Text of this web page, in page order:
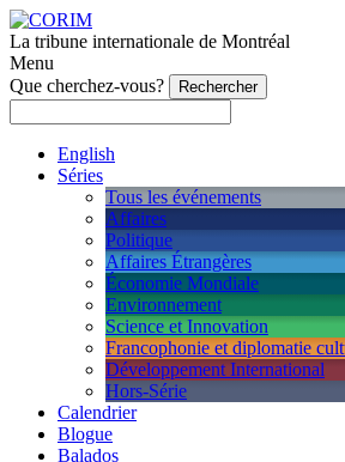
La tribune internationale de Montréal
Menu
Que cherchez-vous?
English
Séries
Tous les événements
Affaires
Politique
Affaires Étrangères
Économie Mondiale
Environnement
Science et Innovation
Francophonie et diplomatie
Développement International
Hors-Série
Calendrier
Blogue
Balados